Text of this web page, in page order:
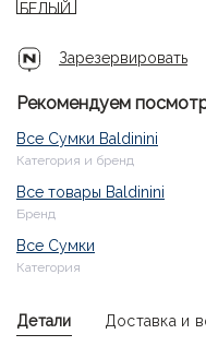
Зарезервировать
Рекомендуем
Все Сумки Baldinini
Категория и бренд
Все товары Baldinini
Бренд
Все Сумки
Категория
Детали Доставка и